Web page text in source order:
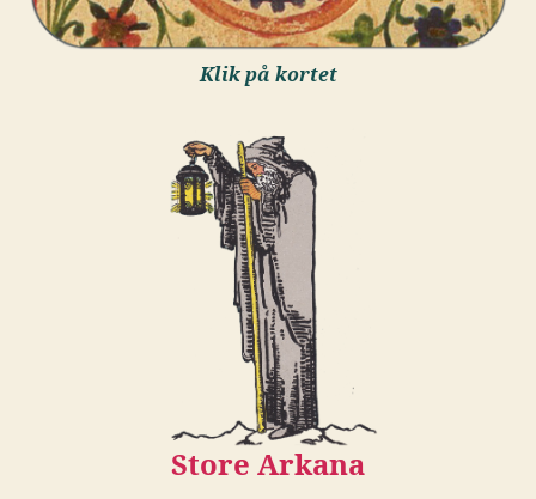
Klik på kortet
Store Arkana